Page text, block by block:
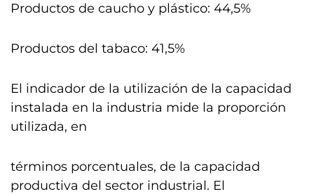
Productos de caucho y plástico: 44,5%
Productos del tabaco: 41,5%
El indicador de la utilización de la capacidad
instalada en la industria mide la proporción
utilizada, en
términos porcentuales, de la capacidad
productiva del sector industrial. El